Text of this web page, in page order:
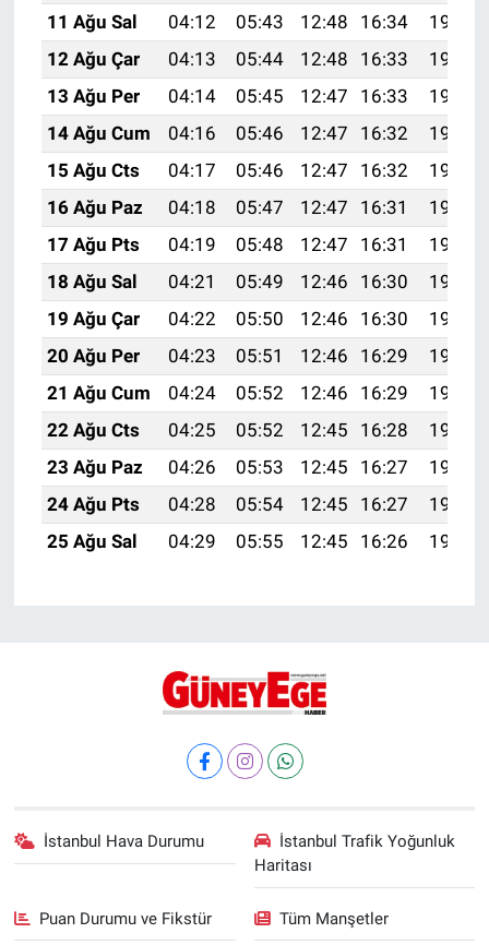
11 Ağu Sal
04:12 05:43 12:48 16:34
19:42
12 Ağu Çar
04:13 05:44 12:48 16:33
19:41
13 Ağu Per
04:14 05:45 12:47 16:33
19:40
14 Ağu Cum
04:16 05:46 12:47 16:32
19:39
15 Ağu Cts
04:17 05:46 12:47 16:32
19:37
16 Ağu Paz
04:18 05:47 12:47 16:31
19:36
17 Ağu Pts
04:19 05:48 12:47 16:31
19:35
18 Ağu Sal
04:21 05:49 12:46 16:30
19:34
19 Ağu Çar
04:22 05:50 12:46 16:30
19:32
20 Ağu Per
04:23 05:51 12:46 16:29
19:31
21 Ağu Cum
04:24 05:52 12:46 16:29
19:30
22 Ağu Cts
04:25 05:52 12:45 16:28
19:28
23 Ağu Paz
04:26 05:53 12:45 16:27
19:27
24 Ağu Pts
04:28 05:54 12:45 16:27
19:26
25 Ağu Sal
04:29 05:55 12:45 16:26 19:24
İstanbul Hava Durumu
İstanbul Trafik Yoğunluk
Haritası
Puan Durumu ve Fikstür Tüm Manşetler